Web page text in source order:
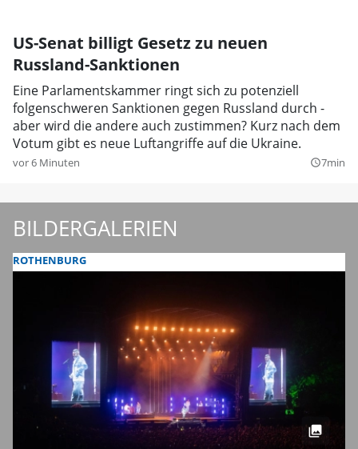
US-Senat billigt Gesetz zu neuen
Russland-Sanktionen
Eine Parlamentskammer ringt sich zu potenziell
folgenschweren Sanktionen gegen Russland durch -
aber wird die andere auch zustimmen? Kurz nach dem
Votum gibt es neue Luftangriffe auf die Ukraine.
vor 6 Minuten query_builder7min
BILDERGALERIEN
ROTHENBURG